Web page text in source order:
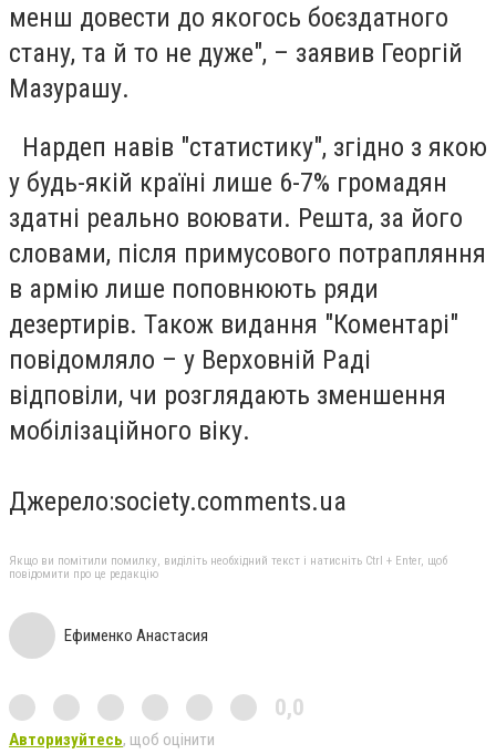
менш довести до якогось боєздатного
стану, та й то не дуже", – заявив Георгій
Мазурашу.
Нардеп навів "статистику", згідно з якою
у будь-якій країні лише 6-7% громадян
здатні реально воювати. Решта, за його
словами, після примусового потрапляння
в армію лише поповнюють ряди
дезертирів. Також видання "Коментарі"
повідомляло – у Верховній Раді
відповіли, чи розглядають зменшення
мобілізаційного віку.
Джерело:society.comments.ua
Якщо ви помітили помилку, виділіть необхідний текст і натисніть Ctrl + Enter, щоб
повідомити про це редакцію
Ефименко Анастасия
0,0
Авторизуйтесь, щоб оцінити